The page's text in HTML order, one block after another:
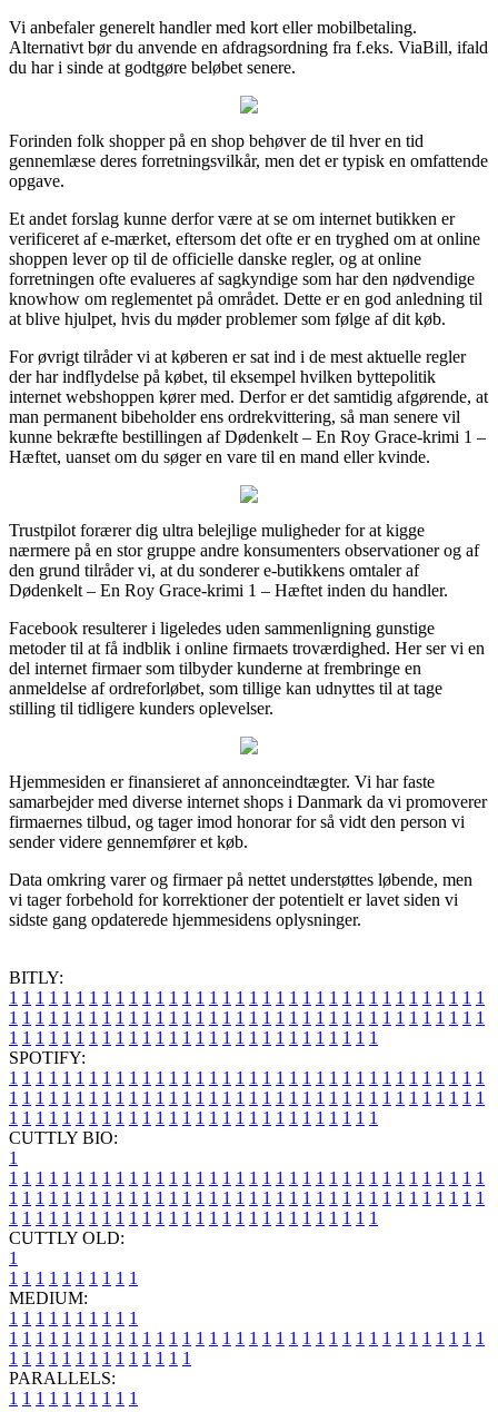
Vi anbefaler generelt handler med kort eller mobilbetaling.
Alternativt bør du anvende en afdragsordning fra f.eks. ViaBill, ifald
du har i sinde at godtgøre beløbet senere.
Forinden folk shopper på en shop behøver de til hver en tid
gennemlæse deres forretningsvilkår, men det er typisk en omfattende
opgave.
Et andet forslag kunne derfor være at se om internet butikken er
verificeret af e-mærket, eftersom det ofte er en tryghed om at online
shoppen lever op til de officielle danske regler, og at online
forretningen ofte evalueres af sagkyndige som har den nødvendige
knowhow om reglementet på området. Dette er en god anledning til
at blive hjulpet, hvis du møder problemer som følge af dit køb.
For øvrigt tilråder vi at køberen er sat ind i de mest aktuelle regler
der har indflydelse på købet, til eksempel hvilken byttepolitik
internet webshoppen kører med. Derfor er det samtidig afgørende, at
man permanent bibeholder ens ordrekvittering, så man senere vil
kunne bekræfte bestillingen af Dødenkelt – En Roy Grace-krimi 1 –
Hæftet, uanset om du søger en vare til en mand eller kvinde.
Trustpilot forærer dig ultra belejlige muligheder for at kigge
nærmere på en stor gruppe andre konsumenters observationer og af
den grund tilråder vi, at du sonderer e-butikkens omtaler af
Dødenkelt – En Roy Grace-krimi 1 – Hæftet inden du handler.
Facebook resulterer i ligeledes uden sammenligning gunstige
metoder til at få indblik i online firmaets troværdighed. Her ser vi en
del internet firmaer som tilbyder kunderne at frembringe en
anmeldelse af ordreforløbet, som tillige kan udnyttes til at tage
stilling til tidligere kunders oplevelser.
Hjemmesiden er finansieret af annonceindtægter. Vi har faste
samarbejder med diverse internet shops i Danmark da vi promoverer
firmaernes tilbud, og tager imod honorar for så vidt den person vi
sender videre gennemfører et køb.
Data omkring varer og firmaer på nettet understøttes løbende, men
vi tager forbehold for korrektioner der potentielt er lavet siden vi
sidste gang opdaterede hjemmesidens oplysninger.
BITLY:
1 1 1 1 1 1 1 1 1 1 1 1 1 1 1 1 1 1 1 1 1 1 1 1 1 1 1 1 1 1 1 1 1 1 1 1
1 1 1 1 1 1 1 1 1 1 1 1 1 1 1 1 1 1 1 1 1 1 1 1 1 1 1 1 1 1 1 1 1 1 1 1
1 1 1 1 1 1 1 1 1 1 1 1 1 1 1 1 1 1 1 1 1 1 1 1 1 1 1 1
SPOTIFY:
1 1 1 1 1 1 1 1 1 1 1 1 1 1 1 1 1 1 1 1 1 1 1 1 1 1 1 1 1 1 1 1 1 1 1 1
1 1 1 1 1 1 1 1 1 1 1 1 1 1 1 1 1 1 1 1 1 1 1 1 1 1 1 1 1 1 1 1 1 1 1 1
1 1 1 1 1 1 1 1 1 1 1 1 1 1 1 1 1 1 1 1 1 1 1 1 1 1 1 1
CUTTLY BIO:
1
1 1 1 1 1 1 1 1 1 1 1 1 1 1 1 1 1 1 1 1 1 1 1 1 1 1 1 1 1 1 1 1 1 1 1 1
1 1 1 1 1 1 1 1 1 1 1 1 1 1 1 1 1 1 1 1 1 1 1 1 1 1 1 1 1 1 1 1 1 1 1 1
1 1 1 1 1 1 1 1 1 1 1 1 1 1 1 1 1 1 1 1 1 1 1 1 1 1 1 1
CUTTLY OLD:
1
1 1 1 1 1 1 1 1 1 1
MEDIUM:
1 1 1 1 1 1 1 1 1 1
1 1 1 1 1 1 1 1 1 1 1 1 1 1 1 1 1 1 1 1 1 1 1 1 1 1 1 1 1 1 1 1 1 1 1 1
1 1 1 1 1 1 1 1 1 1 1 1 1 1
PARALLELS:
1 1 1 1 1 1 1 1 1 1